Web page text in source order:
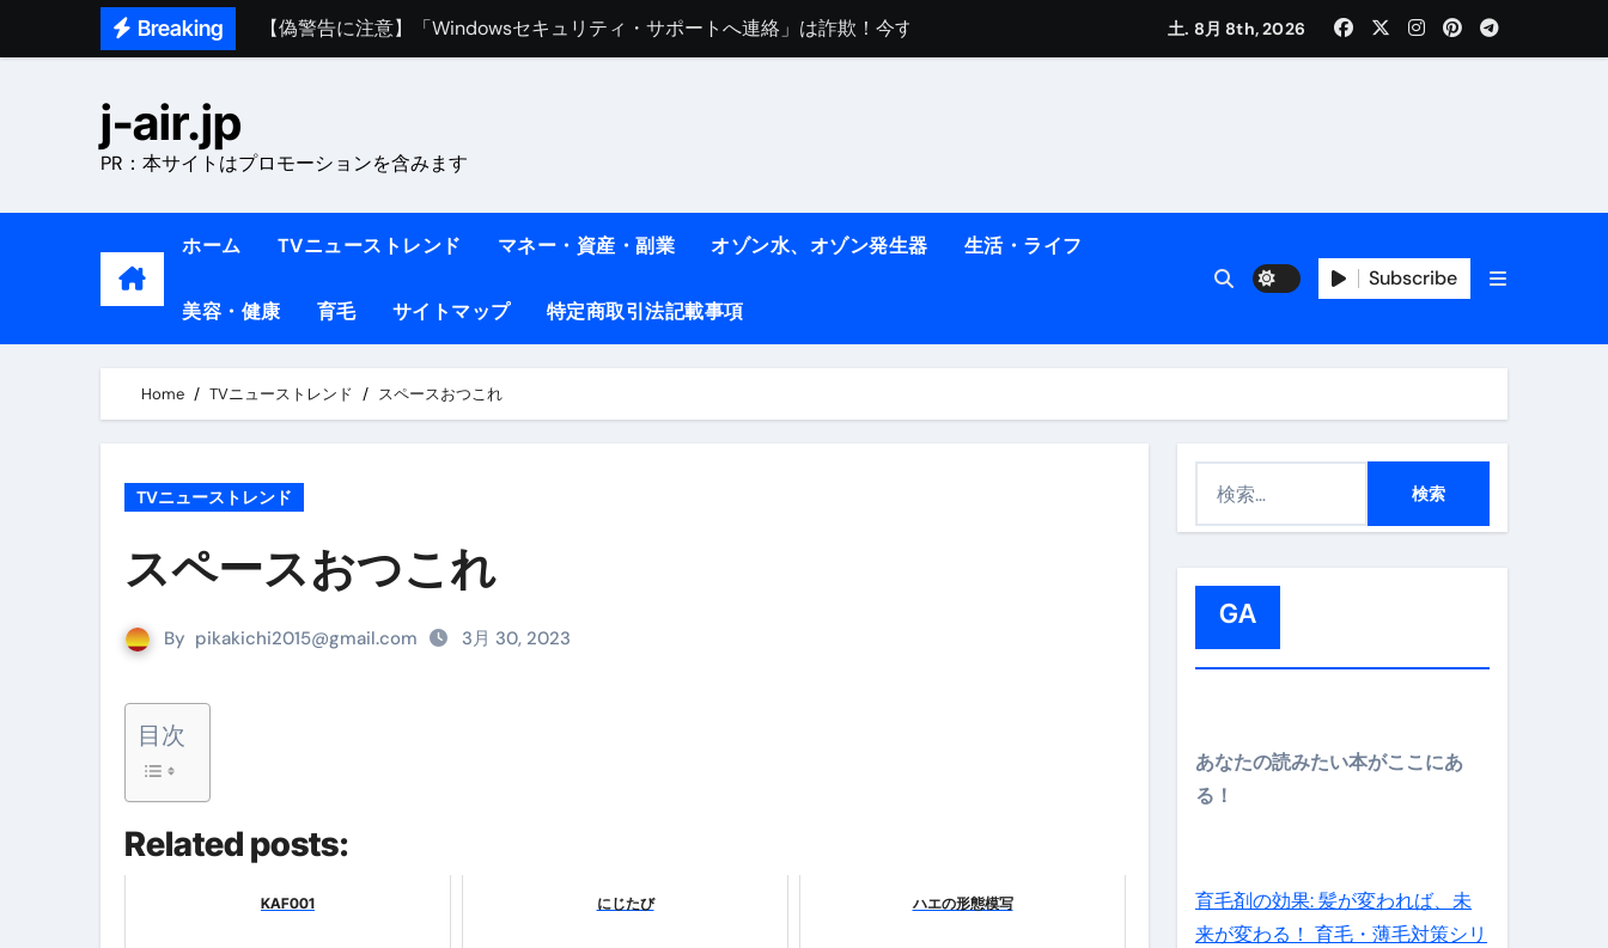
Breaking
【偽警告に注意】「Windowsセキュリティ・サポートへ連絡」は詐欺！今すぐ閉じる対処法
熊本イオンモール爆発事故｜責任は地震か施設側か？被害者への補償や損害賠償をわかりやすく解説
1万回再生!!【更年期ダイエット】朝に食べるだけで痩せ体質になるタンパク質3選！
中町綾が2週間で3.5kg痩せた方法 #shots
【医者が解説】食べたら痩せる食べ物7選 #ダイエット
【医者が解説】このふくらはぎ痩せ本当に効果ある？ #エクササイズ
【ダイエット迷子必見】38歳人生最後のダイエット、食事はこれからやりました！【あすけん活用術】
【1日ダイエットルーティン】運動なしで2ヶ月で10kg減量した、私の痩せる9つの習慣 | レシピ付き | ダイエット中の食事
リサイクル業者の無料回収・無料査定は危険？情報収集との関係と見分け方を解説
山梨県震度6弱と富士山噴火の関係｜最新観測データと前兆現象を徹底解説【2026】
この動画は国にすぐ消されます。これが日本が残念な国になった理由です。国民は●●をしないとこの先さらに貧しくなります。【 竹花貴騎 切り抜き 会社員
土. 8月 8th, 2026
j-air.jp
PR：本サイトはプロモーションを含みます
ホーム TVニューストレンド マネー・資産・副業 オゾン水、オゾン発生器 生活・ライフ
美容・健康 育毛 サイトマップ 特定商取引法記載事項
Subscribe
Home TVニューストレンド スペースおつこれ
TVニューストレンド
スペースおつこれ
By pikakichi2015@gmail.com 3月 30, 2023
目次
Related posts:
KAF001 にじたび ハエの形態模写
GA
あなたの読みたい本がここにあ
る！
育毛剤の効果: 髪が変われば、未
来が変わる！ 育毛・薄毛対策シリ